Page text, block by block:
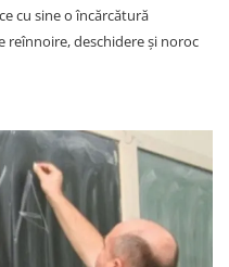
cu sine o încărcătură
reînnoire, deschidere și noroc